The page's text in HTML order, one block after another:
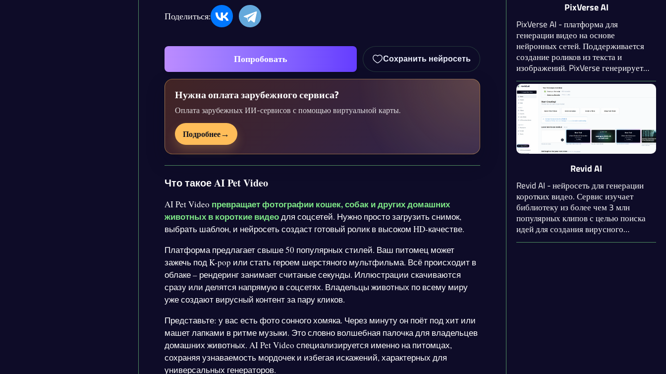
Поделиться:
Попробовать Сохранить нейросеть
Нужна оплата зарубежного сервиса?
Оплата зарубежных ИИ-сервисов с помощью виртуальной карты.
Подробнее→
Что такое AI Pet Video
AI Pet Video превращает фотографии кошек, собак и других домашних
животных в короткие видеодля соцсетей. Нужно просто загрузить снимок,
выбрать шаблон, и нейросеть создаст готовый ролик в высоком HD-качестве.
Платформа предлагает свыше 50 популярных стилей. Ваш питомец может
зажечь под K-pop или стать героем шерстяного мультфильма. Всё происходит в
облаке – рендеринг занимает считаные секунды. Иллюстрации скачиваются
сразу или делятся напрямую в соцсетях. Владельцы животных по всему миру
уже создают вирусный контент за пару кликов.
Представьте: у вас есть фото сонного хомяка. Через минуту он поёт под хит или
машет лапками в ритме музыки. Это словно волшебная палочка для владельцев
домашних животных. AI Pet Video специализируется именно на питомцах,
сохраняя узнаваемость мордочек и избегая искажений, характерных для
универсальных генераторов.
PixVerse AI
PixVerse AI - платформа для
генерации видео на основе
нейронных сетей. Поддерживается
создание роликов из текста и
изображений. PixVerse генерирует
видео разрешением до 1080p и
длительностью до 8 секунд.
Доступны опции для добавления
музыки и диалогов. Можно
объединить до 7 кадров в одном
видео, указав переход с помощью
промпта.
Revid AI
Revid AI - нейросеть для генерации
коротких видео. Сервис изучает
библиотеку из более чем 3 млн
популярных клипов с целью поиска
идей для создания вирусного
контента. Поддерживается генерация